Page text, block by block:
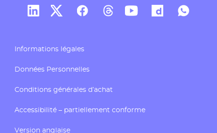
Compte Linkedin de Docaposte
Compte X de Docaposte
Compte Facebook de Docaposte
Compte Threads de
Compte Youtube de
CompteCompte
Informations légales
Données Personnelles
Conditions générales d’achat
Accessibilité – partiellement conforme
Version anglaise